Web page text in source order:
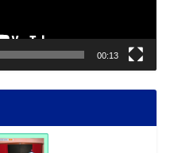
00:13